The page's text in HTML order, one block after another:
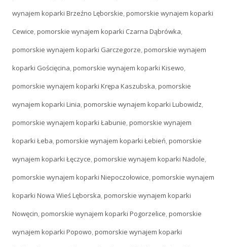
wynajem koparki Brzeźno Lęborskie,pomorskie wynajem koparki
Cewice,pomorskie wynajem koparki Czarna Dąbrówka,
pomorskie wynajem koparki Garczegorze,pomorskie wynajem
koparki Gościęcina,pomorskie wynajem koparki Kisewo,
pomorskie wynajem koparki Krępa Kaszubska,pomorskie
wynajem koparki Linia,pomorskie wynajem koparki Lubowidz,
pomorskie wynajem koparki Łabunie,pomorskie wynajem
koparki Łeba,pomorskie wynajem koparki Łebień,pomorskie
wynajem koparki Łęczyce,pomorskie wynajem koparki Nadole,
pomorskie wynajem koparki Niepoczołowice,pomorskie wynajem
koparki Nowa Wieś Lęborska,pomorskie wynajem koparki
Nowęcin,pomorskie wynajem koparki Pogorzelice,pomorskie
wynajem koparki Popowo,pomorskie wynajem koparki